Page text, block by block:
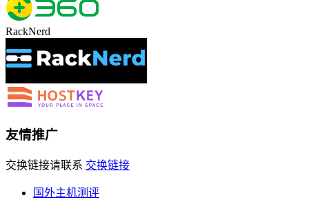
RackNerd
友情推广
交换链接请联系 交换链接
国外主机测评